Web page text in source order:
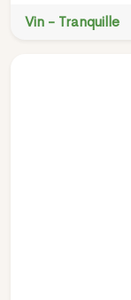
Vin - Tranquille